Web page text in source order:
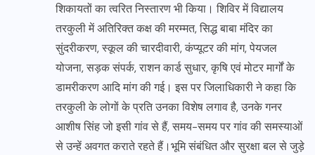
शिकायतों का त्वरित निस्तारण भी किया। शिविर में विद्यालय
तरकुली में अतिरिक्त कक्ष की मरम्मत, सिद्ध बाबा मंदिर का
सुंदरीकरण, स्कूल की चारदीवारी, कंप्यूटर की मांग, पेयजल
योजना, सड़क संपर्क, राशन कार्ड सुधार, कृषि एवं मोटर मार्गों के
डामरीकरण आदि मांग की गई। इस पर जिलाधिकारी ने कहा कि
तरकुली के लोगों के प्रति उनका विशेष लगाव है, उनके गनर
आशीष सिंह जो इसी गांव से हैं, समय-समय पर गांव की समस्याओं
से उन्हें अवगत कराते रहते हैं।भूमि संबंधित और सुरक्षा बल से जुड़े